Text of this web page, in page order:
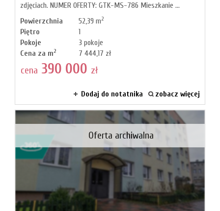
zdjęciach. NUMER OFERTY: GTK-MS-786 Mieszkanie ...
Powierzchnia
52,39 m2
Piętro
1
Pokoje
3 pokoje
Cena za m2 7 444,17 zł
cena 390 000 zł
Dodaj do notatnika zobacz więcej
Oferta archiwalna